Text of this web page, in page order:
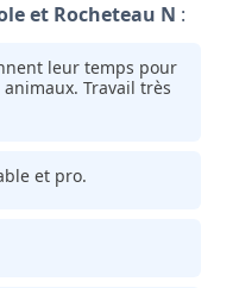
et Rocheteau N :
leur temps pour
Travail très
et pro.